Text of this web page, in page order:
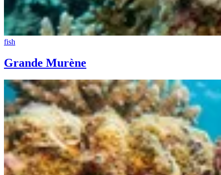
fish
Grande Murène